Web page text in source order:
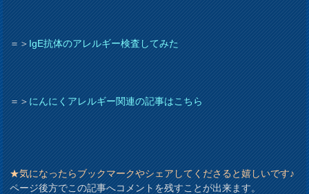
＝＞IgE抗体のアレルギー検査してみた
＝＞にんにくアレルギー関連の記事はこちら
★気になったらブックマークやシェアしてくださると嬉しいです♪
ページ後方でこの記事へコメントを残すことが出来ます。